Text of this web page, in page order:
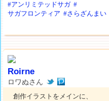
#アンリミテッドサガ #
サガフロンティア #さらざんまい
Roirne
ロワぬさん
創作イラストをメインに、